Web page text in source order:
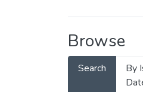
Browse
Search
By